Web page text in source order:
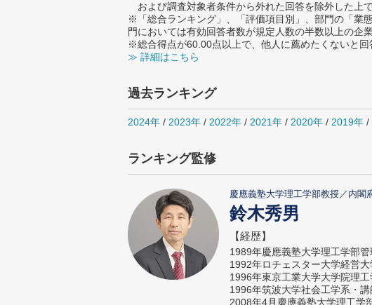
および調査対象者条件から外れた回答を除外した上で
※「総合ランキング」、「評価項目別」、部門の「業
門においては有効回答者数が規定人数の半数以上の企
※総合得点が60.00点以上で、他人に薦めたくないと
≫ 詳細はこちら
過去ランキング
2024年 / 2023年 / 2022年 / 2021年 / 2020年 / 2019年 /
ランキング監修
慶應義塾大学理工学部教授／内閣
鈴木秀男
【経歴】
1989年慶應義塾大学理工学部管
1992年ロチェスター大学経営大
1996年東京工業大学大学院理
1996年筑波大学社会工学系・講
2008年4月慶應義塾大学理工学